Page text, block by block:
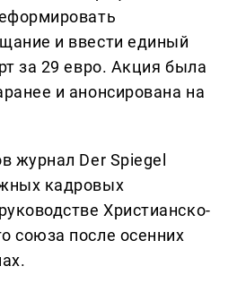
и ввести единый
за 29 евро. Акция была
и анонсирована на
журнал Der Spiegel
кадровых
Христианско-
союза после осенних